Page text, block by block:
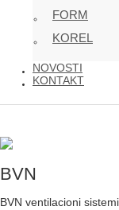
FORM
KOREL
NOVOSTI
KONTAKT
BVN
BVN ventilacioni